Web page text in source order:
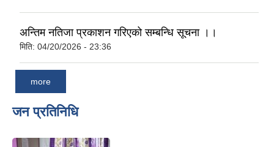
अन्तिम नतिजा प्रकाशन गरिएको सम्बन्धि सूचना ।।
मिति: 04/20/2026 - 23:36
more
जन प्रतिनिधि